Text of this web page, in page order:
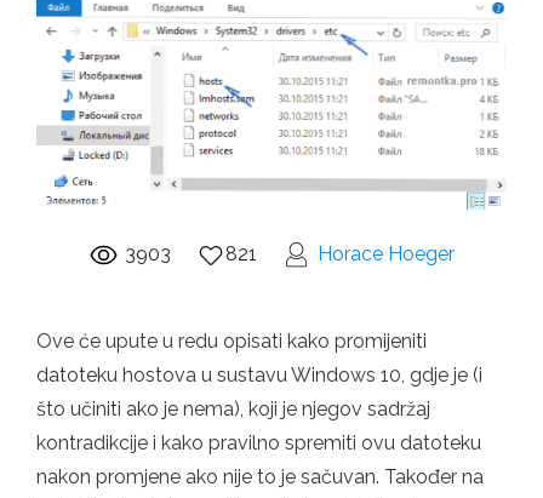
3903 821 Horace Hoeger
Ove će upute u redu opisati kako promijeniti
datoteku hostova u sustavu Windows 10, gdje je (i
što učiniti ako je nema), koji je njegov sadržaj
kontradikcije i kako pravilno spremiti ovu datoteku
nakon promjene ako nije to je sačuvan. Također na